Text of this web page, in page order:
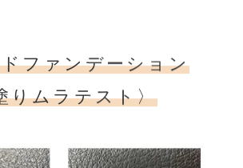
ファンデーション
りムラテスト〉